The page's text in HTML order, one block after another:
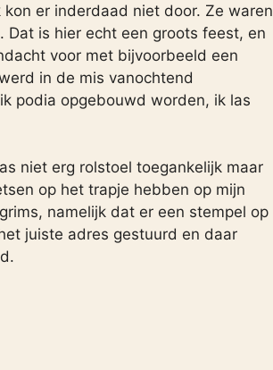
er inderdaad niet door. Ze waren
is hier echt een groots feest, en
voor met bijvoorbeeld een
in de mis vanochtend
podia opgebouwd worden, ik las
niet erg rolstoel toegankelijk maar
op het trapje hebben op mijn
namelijk dat er een stempel op
juiste adres gestuurd en daar